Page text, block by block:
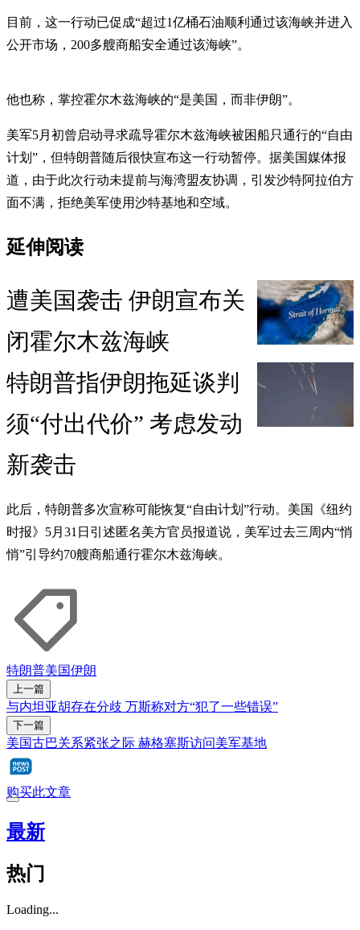
目前，这一行动已促成“超过1亿桶石油顺利通过该海峡并进入
公开市场，200多艘商船安全通过该海峡”。
他也称，掌控霍尔木兹海峡的“是美国，而非伊朗”。
美军5月初曾启动寻求疏导霍尔木兹海峡被困船只通行的“自由
计划”，但特朗普随后很快宣布这一行动暂停。据美国媒体报
道，由于此次行动未提前与海湾盟友协调，引发沙特阿拉伯方
面不满，拒绝美军使用沙特基地和空域。
延伸阅读
遭美国袭击 伊朗宣布关
闭霍尔木兹海峡
特朗普指伊朗拖延谈判
须“付出代价” 考虑发动
新袭击
此后，特朗普多次宣称可能恢复“自由计划”行动。美国《纽约
时报》5月31日引述匿名美方官员报道说，美军过去三周内“悄
悄”引导约70艘商船通行霍尔木兹海峡。
特朗普美国伊朗
上一篇
与内坦亚胡存在分歧 万斯称对方“犯了一些错误”
下一篇
美国古巴关系紧张之际 赫格塞斯访问美军基地
购买此文章
最新
热门
Loading...